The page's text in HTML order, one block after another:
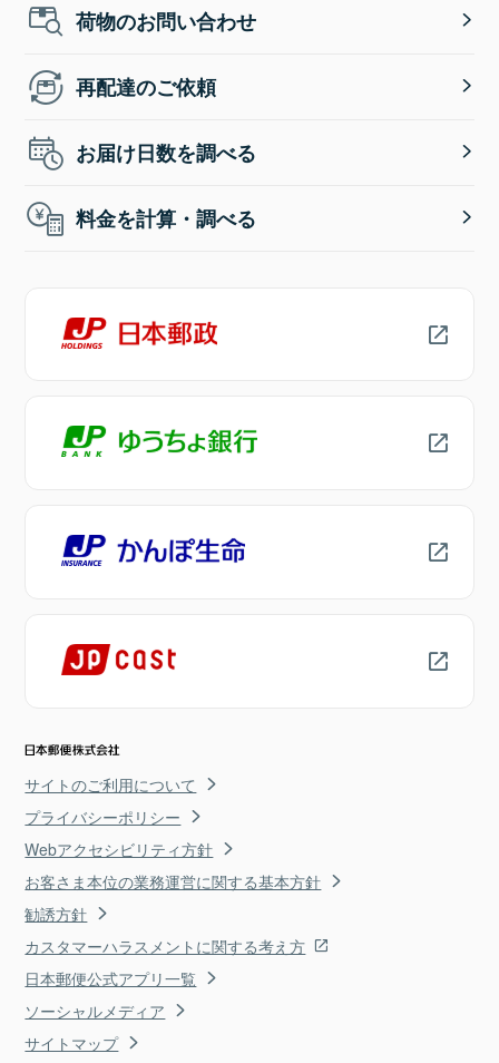
荷物のお問い合わせ
再配達のご依頼
お届け日数を調べる
料金を計算・調べる
サイトのご利用について
プライバシーポリシー
Webアクセシビリティ方針
お客さま本位の業務運営に関する基本方針
勧誘方針
カスタマーハラスメントに関する考え方
日本郵便公式アプリ一覧
ソーシャルメディア
サイトマップ